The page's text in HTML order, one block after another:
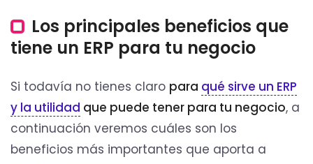
Los principales beneficios que
tiene un ERP para tu negocio
Si todavía no tienes claro para qué sirve un ERP
y la utilidad que puede tener para tu negocio, a
continuación veremos cuáles son los
beneficios más importantes que aporta a